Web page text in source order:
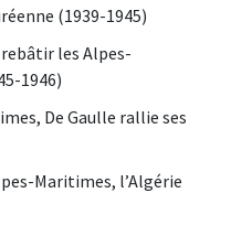
(1939-1945)
les Alpes-
1946)
De Gaulle rallie ses
Maritimes, l’Algérie